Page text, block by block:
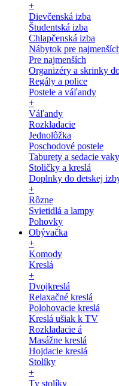
+
Dievčenská izba
Študentská izba
Chlapčenská izba
Nábytok pre
Pre najmenších
Organizéry a skrinky
Regály a police
Postele a váľandy
+
Váľandy
Rozkladacie
Jednolôžka
Poschodové postele
Taburety a sedacie vaky
Stoličky a kreslá
Doplnky do detskej
+
Rôzne
Svietidlá a lampy
Pohovky
Obývačka
+
Komody
Kreslá
+
Dvojkreslá
Relaxačné kreslá
Polohovacie kreslá
Kreslá ušiak k TV
Rozkladacie á
Masážne kreslá
Hojdacie kreslá
Stolíky
+
Tv stolíky